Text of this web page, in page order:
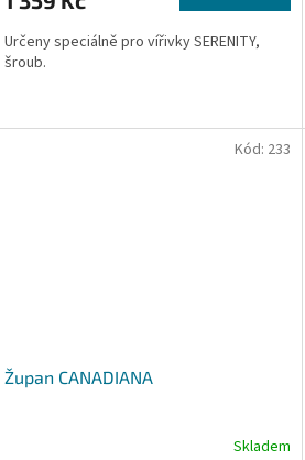
Určeny speciálně pro vířivky SERENITY,
šroub.
Župan CANADIANA
Skladem
Kód: 233